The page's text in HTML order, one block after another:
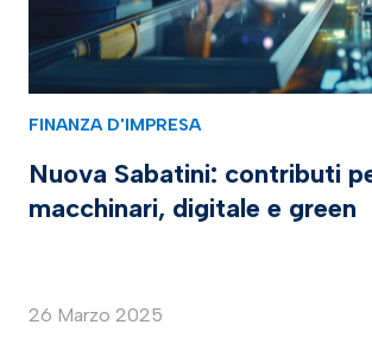
FINANZA D'IMPRESA
Nuova Sabatini: contributi
macchinari, digitale e green
26 Marzo 2025